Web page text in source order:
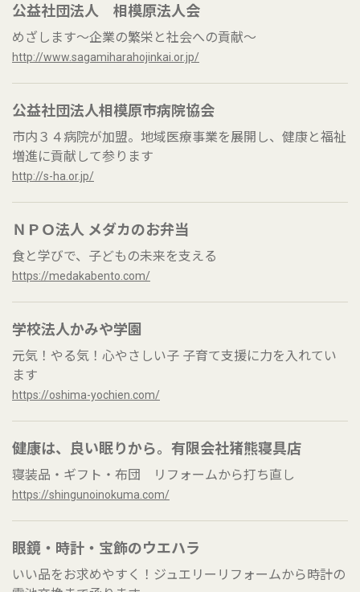
公益社団法人 相模原法人会
めざします～企業の繁栄と社会への貢献～
http://www.sagamiharahojinkai.or.jp/
公益社団法人相模原市病院協会
市内３４病院が加盟。地域医療事業を展開し、健康と福祉
増進に貢献して参ります
http://s-ha.or.jp/
ＮＰＯ法人 メダカのお弁当
食と学びで、子どもの未来を支える
https://medakabento.com/
学校法人かみや学園
元気！やる気！心やさしい子 子育て支援に力を入れてい
ます
https://oshima-yochien.com/
健康は、良い眠りから。有限会社猪熊寝具店
寝装品・ギフト・布団 リフォームから打ち直し
https://shingunoinokuma.com/
眼鏡・時計・宝飾のウエハラ
いい品をお求めやすく！ジュエリーリフォームから時計の